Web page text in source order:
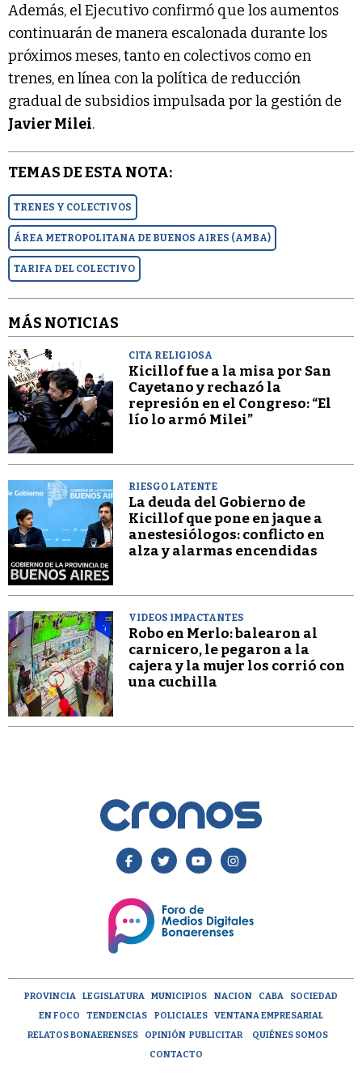
Además, el Ejecutivo confirmó que los aumentos
continuarán de manera escalonada durante los
próximos meses, tanto en colectivos como en
trenes, en línea con la política de reducción
gradual de subsidios impulsada por la gestión de
Javier Milei.
TEMAS DE ESTA NOTA:
TRENES Y COLECTIVOS
ÁREA METROPOLITANA DE BUENOS AIRES (AMBA)
TARIFA DEL COLECTIVO
MÁS NOTICIAS
CITA RELIGIOSA
Kicillof fue a la misa por San
Cayetano y rechazó la
represión en el Congreso: “El
lío lo armó Milei”
RIESGO LATENTE
La deuda del Gobierno de
Kicillof que pone en jaque a
anestesiólogos: conflicto en
alza y alarmas encendidas
VIDEOS IMPACTANTES
Robo en Merlo: balearon al
carnicero, le pegaron a la
cajera y la mujer los corrió con
una cuchilla
PROVINCIA LEGISLATURA MUNICIPIOS NACION CABA
SOCIEDAD
EN FOCO
TENDENCIAS POLICIALES
VENTANA EMPRESARIAL
RELATOS BONAERENSES
OPINIÓN PUBLICITAR
QUIÉNES SOMOS
CONTACTO